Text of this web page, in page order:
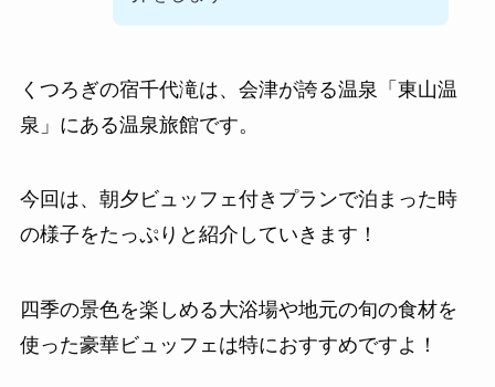
くつろぎの宿千代滝は、会津が誇る温泉「東山温
泉」にある温泉旅館です。
今回は、朝夕ビュッフェ付きプランで泊まった時
の様子をたっぷりと紹介していきます！
四季の景色を楽しめる大浴場や地元の旬の食材を
使った豪華ビュッフェは特におすすめですよ！